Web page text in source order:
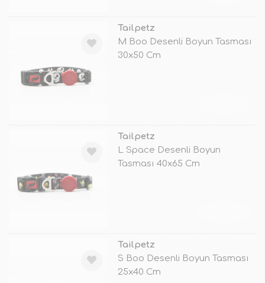
Tailpetz
M Boo Desenli Boyun Tasması
30x50 Cm
Tailpetz
L Space Desenli Boyun
Tasması 40x65 Cm
Tailpetz
S Boo Desenli Boyun Tasması
25x40 Cm